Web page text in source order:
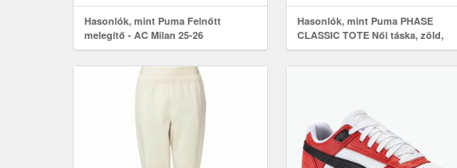
Hasonlók, mint Puma Felnőtt
melegítő - AC Milan 25-26
Hasonlók, mint Puma PHASE
CLASSIC TOTE Női táska, zöld,
méret